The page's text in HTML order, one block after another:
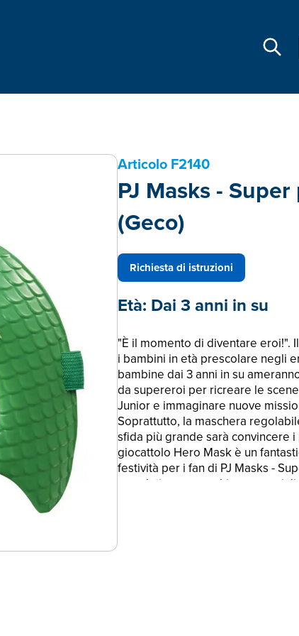
Articolo F2140
PJ Masks -
(Geco)
Richiesta di istruzioni
Età: Dai 3 anni in su
"È il momento di diventare eroi!".
i bambini in età prescolare negli
bambine dai 3 anni in su
da supereroi per ricreare le
Junior e immaginare nuove
Soprattutto, la maschera
sfida più grande sarà convincere
giocattolo Hero Mask è un
festività per i fan di PJ Masks -
correlati sono marchi commerciali
Masks - Super pigiamini
durevole, flessibile, ha